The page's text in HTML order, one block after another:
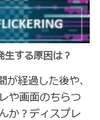
する原因は？
経過した後や、
や画面のちらつ
か？ディスプレ